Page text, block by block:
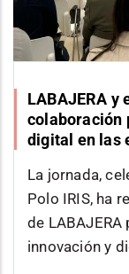
LABAJERA y
colaboración
digital en las
La jornada,
Polo IRIS, ha
de
innovación y